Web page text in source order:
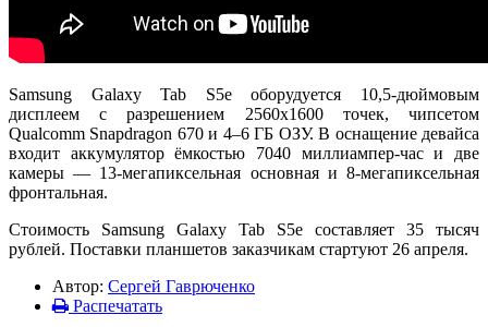
Samsung Galaxy Tab S5e оборудуется 10,5-дюймовым
дисплеем с разрешением 2560х1600 точек, чипсетом
Qualcomm Snapdragon 670 и 4–6 ГБ ОЗУ. В оснащение девайса
входит аккумулятор ёмкостью 7040 миллиампер-час и две
камеры — 13-мегапиксельная основная и 8-мегапиксельная
фронтальная.
Стоимость Samsung Galaxy Tab S5e составляет 35 тысяч
рублей. Поставки планшетов заказчикам стартуют 26 апреля.
Автор: Сергей Гаврюченко
Распечатать